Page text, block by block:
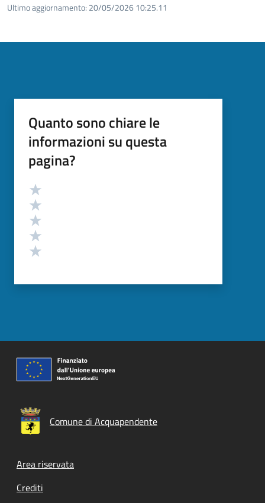
Ultimo aggiornamento: 20/05/2026 10:25.11
Quanto sono chiare le
informazioni su questa
pagina?
Valutazione
Comune di Acquapendente
Footer menu
Area riservata
Crediti